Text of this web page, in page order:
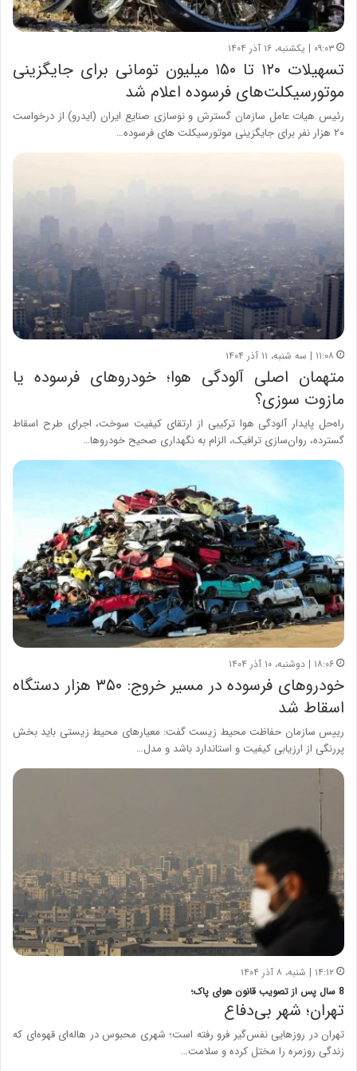
۰۹:۰۳ | یکشنبه، ۱۶ آذر ۱۴۰۴
تسهیلات ۱۲۰ تا ۱۵۰ میلیون تومانی برای جایگزینی
موتورسیکلت‌های فرسوده اعلام شد
رئیس هیات عامل سازمان گسترش و نوسازی صنایع ایران (ایدرو) از درخواست
۲۰ هزار نفر برای جایگزینی موتورسیکلت های فرسوده…
۱۱:۰۸ | سه شنبه، ۱۱ آذر ۱۴۰۴
متهمان اصلی آلودگی هوا؛ خودروهای فرسوده یا
مازوت سوزی؟
راه‌حل پایدار آلودگی هوا ترکیبی از ارتقای کیفیت سوخت، اجرای طرح اسقاط
گسترده، روان‌سازی ترافیک، الزام به نگهداری صحیح خودروها…
۱۸:۰۶ | دوشنبه، ۱۰ آذر ۱۴۰۴
خودروهای فرسوده در مسیر خروج: ۳۵۰ هزار دستگاه
اسقاط شد
رییس سازمان حفاظت محیط زیست گفت: معیارهای محیط‌ زیستی باید بخش
پررنگی از ارزیابی کیفیت و استاندارد باشد و مدل…
۱۴:۱۲ | شنبه، ۸ آذر ۱۴۰۴
8 سال پس از تصویب قانون هوای پاک؛
تهران؛ شهر بی‌دفاع
تهران در روزهایی نفس‌گیر فرو رفته است؛ شهری محبوس در هاله‌ای قهوه‌ای که
زندگی روزمره را مختل کرده و سلامت…